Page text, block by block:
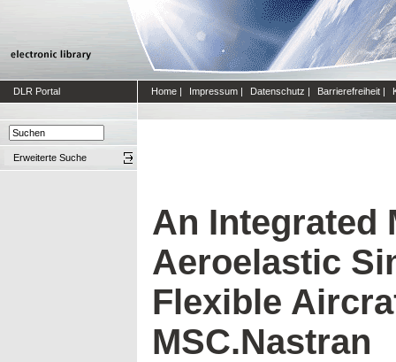
DLR Portal Home | Impressum | Datenschutz | Barrierefreiheit |
Erweiterte Suche
An Integrated
Aeroelastic
Flexible
MSC.Nastran